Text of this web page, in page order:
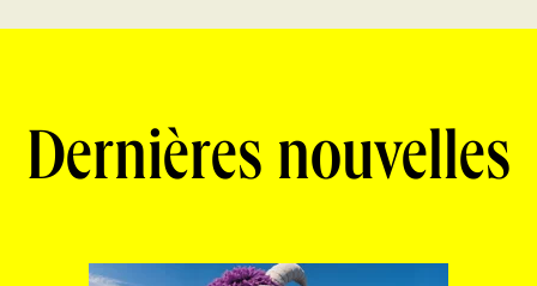
Dernières nouvelles